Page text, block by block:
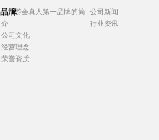
品牌
j9九游会真人第一品牌的简
介
公司文化
经营理念
荣誉资质
公司新闻
行业资讯